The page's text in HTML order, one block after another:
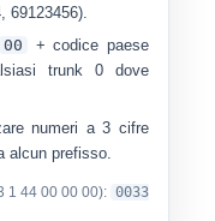
,69123456).
00
+ codice paese
trunk 0 dove
numeri a 3 cifre
alcun prefisso.
1 44 00 00 00): 0033